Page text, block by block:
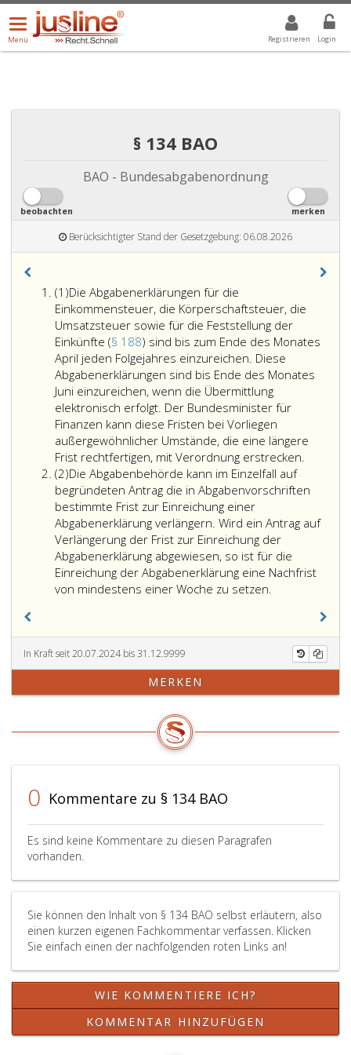
Registrieren Login
Menü
öffnen/schließen
Menü
ALLE DROPDOWN: GEWÄHLTER WERT IST ALLE
§ 134 BAO
BAO - Bundesabgabenordnung
beobachten merken
Berücksichtigter Stand der Gesetzgebung: 06.08.2026
(1)Absatz
eins
Die Abgabenerklärungen für die
Einkommensteuer, die Körperschaftsteuer, die
Umsatzsteuer sowie für die Feststellung der
Einkünfte (§ 188) sind bis zum Ende des Monates
April jeden Folgejahres einzureichen. Diese
Abgabenerklärungen sind bis Ende des Monates
Juni einzureichen, wenn die Übermittlung
elektronisch erfolgt. Der Bundesminister für
Finanzen kann diese Fristen bei Vorliegen
außergewöhnlicher Umstände, die eine längere
Frist rechtfertigen, mit Verordnung erstrecken.
für
die
die
der
sind
zum
sind
Ende
des
(2)Absatz
2
Die Abgabenbehörde kann im Einzelfall auf
begründeten Antrag die in Abgabenvorschriften
bestimmte Frist zur Einreichung einer
Abgabenerklärung verlängern. Wird ein Antrag auf
Verlängerung der Frist zur Einreichung der
Abgabenerklärung abgewiesen, so ist für die
Einreichung der Abgabenerklärung eine Nachfrist
von mindestens einer Woche zu setzen.
In Kraft seit 20.07.2024 bis 31.12.9999
MERKEN
0 Kommentare zu § 134 BAO
Es sind keine Kommentare zu diesen Paragrafen
vorhanden.
Sie können den Inhalt von § 134 BAO selbst erläutern, also
einen kurzen eigenen Fachkommentar verfassen. Klicken
Sie einfach einen der nachfolgenden roten Links an!
WIE KOMMENTIERE ICH?
KOMMENTAR HINZUFÜGEN